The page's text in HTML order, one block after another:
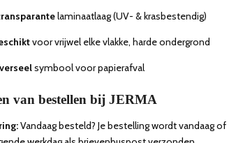
laminaatlaag (UV- & krasbestendig)
voor vrijwel elke vlakke, harde ondergrond
symbool voor papierafval
van bestellen bij JERMA
Vandaag besteld? Je bestelling wordt vandaag of